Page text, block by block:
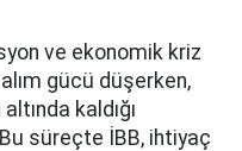
ve ekonomik kriz
gücü düşerken,
altında kaldığı
süreçte İBB, ihtiyaç